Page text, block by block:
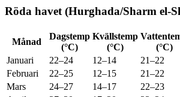
Röda havet (Hurghada/Sharm el-
Månad
Dagstemp
(°C)
Kvällstemp
(°C)
(°C)
Januari
22–24 12–14 21–22
Februari
22–25 12–15 21–22
Mars
24–27 14–17 22–23